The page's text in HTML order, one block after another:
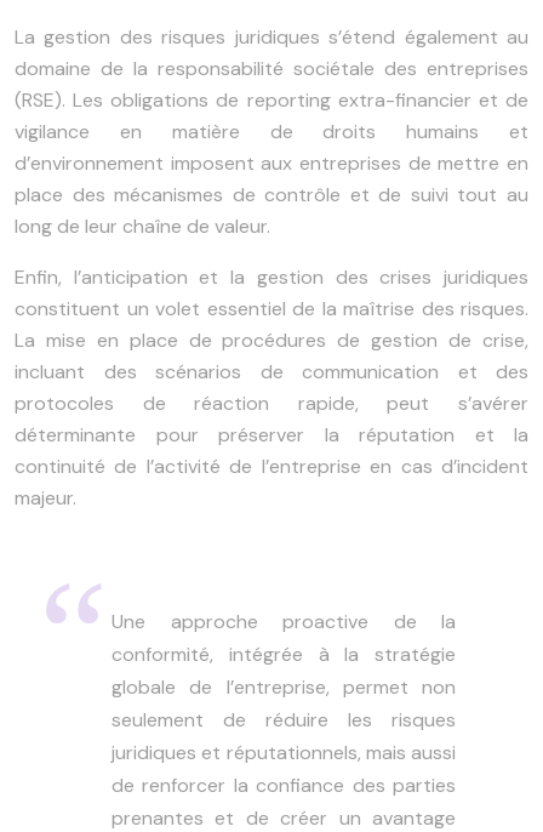
La gestion des risques juridiques s’étend également au
domaine de la responsabilité sociétale des entreprises
(RSE). Les obligations de reporting extra-financier et de
vigilance en matière de droits humains et
d’environnement imposent aux entreprises de mettre en
place des mécanismes de contrôle et de suivi tout au
long de leur chaîne de valeur.
Enfin, l’anticipation et la gestion des crises juridiques
constituent un volet essentiel de la maîtrise des risques.
La mise en place de procédures de gestion de crise,
incluant des scénarios de communication et des
protocoles de réaction rapide, peut s’avérer
déterminante pour préserver la réputation et la
continuité de l’activité de l’entreprise en cas d’incident
majeur.
Une approche proactive de la
conformité, intégrée à la stratégie
globale de l’entreprise, permet non
seulement de réduire les risques
juridiques et réputationnels, mais aussi
de renforcer la confiance des parties
prenantes et de créer un avantage